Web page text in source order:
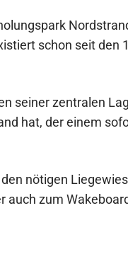
schon seit den
seiner zentralen
hat, der einem
nötigen
auch zum